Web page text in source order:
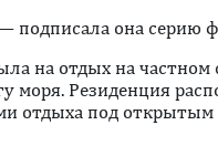
подписала она серию
на отдых на частном
моря. Резиденция
отдыха под